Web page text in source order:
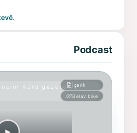
.
Podcast
Kürd gazete veİçerik
Belav bike